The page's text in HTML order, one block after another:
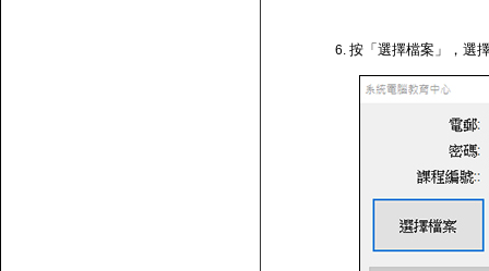
按「選擇檔案」，選